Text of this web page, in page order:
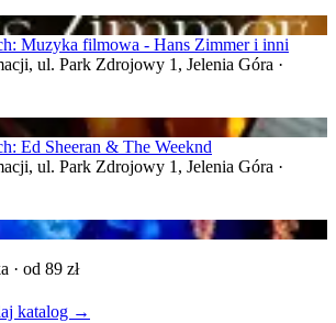
Muzyka filmowa - Hans Zimmer i inni
ul. Park Zdrojowy 1, Jelenia Góra ·
Ed Sheeran & The Weeknd
ul. Park Zdrojowy 1, Jelenia Góra ·
· od 89 zł
katalog →